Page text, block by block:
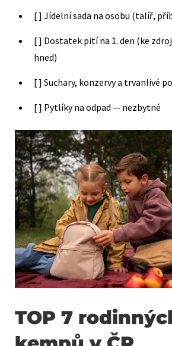
[ ] Jídelní sada na osobu (talíř,
[ ] Dostatek pití na 1. den (ke
hned)
[ ] Suchary, konzervy a trvanlivé
[ ] Pytlíky na odpad — nezbytné
TOP 7